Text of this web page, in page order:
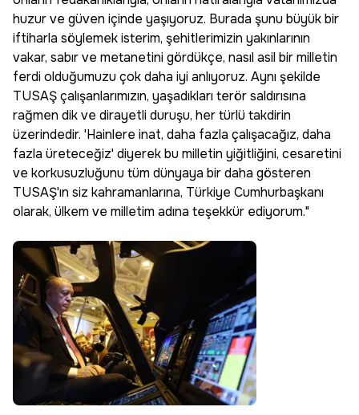
huzur ve güven içinde yaşıyoruz. Burada şunu büyük bir
iftiharla söylemek isterim, şehitlerimizin yakınlarının
vakar, sabır ve metanetini gördükçe, nasıl asil bir milletin
ferdi olduğumuzu çok daha iyi anlıyoruz. Aynı şekilde
TUSAŞ çalışanlarımızın, yaşadıkları terör saldırısına
rağmen dik ve dirayetli duruşu, her türlü takdirin
üzerindedir. 'Hainlere inat, daha fazla çalışacağız, daha
fazla üreteceğiz' diyerek bu milletin yiğitliğini, cesaretini
ve korkusuzluğunu tüm dünyaya bir daha gösteren
TUSAŞ'ın siz kahramanlarına, Türkiye Cumhurbaşkanı
olarak, ülkem ve milletim adına teşekkür ediyorum."